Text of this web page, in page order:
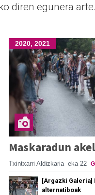
diren egunera arte.
2020, 2021
Maskaradun
Txintxarri Aldizkaria eka 22
[Argazki Galeria]
alternatiboak